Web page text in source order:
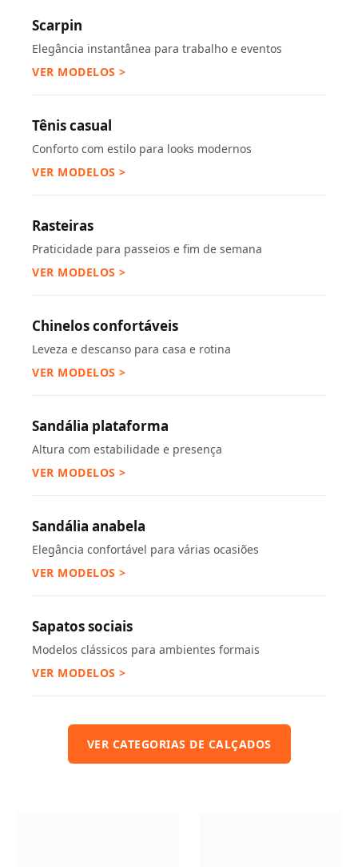
Scarpin
Elegância instantânea para trabalho e eventos
VER MODELOS >
Tênis casual
Conforto com estilo para looks modernos
VER MODELOS >
Rasteiras
Praticidade para passeios e fim de semana
VER MODELOS >
Chinelos confortáveis
Leveza e descanso para casa e rotina
VER MODELOS >
Sandália plataforma
Altura com estabilidade e presença
VER MODELOS >
Sandália anabela
Elegância confortável para várias ocasiões
VER MODELOS >
Sapatos sociais
Modelos clássicos para ambientes formais
VER MODELOS >
VER CATEGORIAS DE CALÇADOS